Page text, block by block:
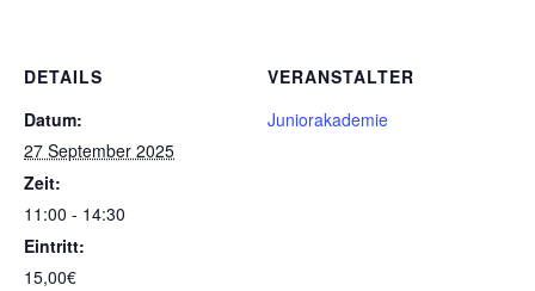
DETAILS
Datum:
27 September 2025
Zeit:
11:00 - 14:30
Eintritt:
15,00€
VERANSTALTER
Juniorakademie